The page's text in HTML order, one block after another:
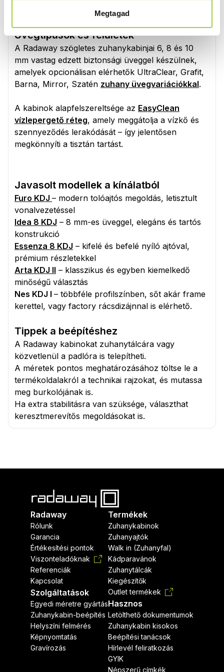
Megtagad
Üvegtípusok és felületek
A Radaway szögletes zuhanykabinjai 6, 8 és 10
mm vastag edzett biztonsági üveggel készülnek,
amelyek opcionálisan elérhetők UltraClear, Grafit,
Barna, Mirror, Szatén zuhany üvegvariációkkal.
A kabinok alapfelszereltsége az EasyClean
vízlepergető réteg, amely meggátolja a vízkő és
szennyeződés lerakódását – így jelentősen
megkönnyíti a tisztán tartást.
Javasolt modellek a kínálatból
Furo KDJ – modern tolóajtós megoldás, letisztult
vonalvezetéssel
Idea 8 KDJ – 8 mm-es üveggel, elegáns és tartós
konstrukció
Essenza 8 KDJ – kifelé és befelé nyíló ajtóval,
prémium részletekkel
Arta KDJ II – klasszikus és egyben kiemelkedő
minőségű választás
Nes KDJ I – többféle profilszínben, sőt akár frame
kerettel, vagy factory rácsdizájnnal is elérhető.
Tippek a beépítéshez
A Radaway kabinokat zuhanytálcára vagy
közvetlenül a padlóra is telepítheti.
A méretek pontos meghatározásához töltse le a
termékoldalakról a technikai rajzokat, és mutassa
meg burkolójának is.
Ha extra stabilitásra van szüksége, választhat
keresztmerevítős megoldásokat is.
Radaway
Rólunk
Garancia
Értékesítési pontok
Viszonteladóknak
Referenciák
Kapcsolat
Szolgáltatások
Egyedi méretre gyártás
Zuhanykabin-beépítés
Helyszíni felmérés
Képnyomtatás
Gravírozás
Termékek
Zuhanykabinok
Zuhanyajtók
Walk in (Zuhanyfal)
Kádparavánok
Zuhanytálcák
Kiegészítők
Outlet termékek
Hasznos
Letölthető dokumentumok
Zuhanykabin kisokos
Beépítési tanácsok
Hírlevél feliratkozás
GYIK
Népszerű címkék